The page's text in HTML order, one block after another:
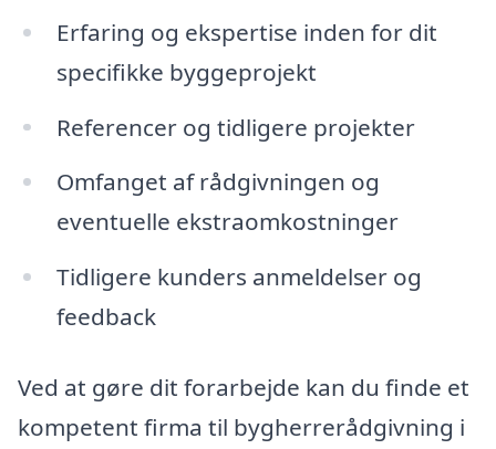
Erfaring og ekspertise inden for dit
specifikke byggeprojekt
Referencer og tidligere projekter
Omfanget af rådgivningen og
eventuelle ekstraomkostninger
Tidligere kunders anmeldelser og
feedback
Ved at gøre dit forarbejde kan du finde et
kompetent firma til bygherrerådgivning i